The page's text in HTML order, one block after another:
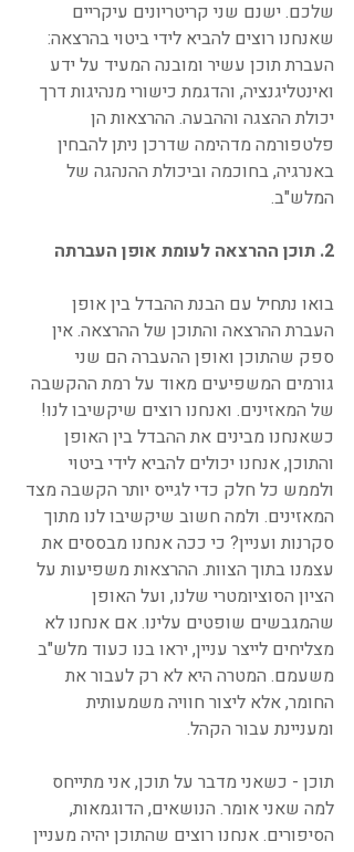
שלכם. ישנם שני קריטריונים עיקריים
שאנחנו רוצים להביא לידי ביטוי בהרצאה:
העברת תוכן עשיר ומובנה המעיד על ידע
ואינטליגנציה, והדגמת כישורי מנהיגות דרך
יכולת ההצגה וההבעה. ההרצאות הן
פלטפורמה מדהימה שדרכן ניתן להבחין
באנרגיה, בחוכמה וביכולת ההנהגה של
המלש"ב.
2. תוכן ההרצאה לעומת אופן העברתה
בואו נתחיל עם הבנת ההבדל בין אופן
העברת ההרצאה והתוכן של ההרצאה. אין
ספק שהתוכן ואופן ההעברה הם שני
גורמים המשפיעים מאוד על רמת ההקשבה
של המאזינים. ואנחנו רוצים שיקשיבו לנו!
כשאנחנו מבינים את ההבדל בין האופן
והתוכן, אנחנו יכולים להביא לידי ביטוי
ולממש כל חלק כדי לגייס יותר הקשבה מצד
המאזינים. ולמה חשוב שיקשיבו לנו מתוך
סקרנות ועניין? כי ככה אנחנו מבססים את
עצמנו בתוך הצוות. ההרצאות משפיעות על
הציון הסוציומטרי שלנו, ועל האופן
שהמגבשים שופטים עלינו. אם אנחנו לא
מצליחים לייצר עניין, יראו בנו כעוד מלש"ב
משעמם. המטרה היא לא רק לעבור את
החומר, אלא ליצור חוויה משמעותית
ומעניינת עבור הקהל.
תוכן - כשאני מדבר על תוכן, אני מתייחס
למה שאני אומר. הנושאים, הדוגמאות,
הסיפורים. אנחנו רוצים שהתוכן יהיה מעניין